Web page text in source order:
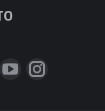
YouTubeInstagram